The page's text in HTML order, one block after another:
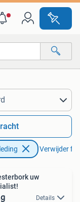
Verwijder
uw
Details